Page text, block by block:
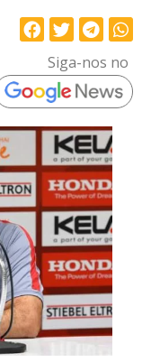
Siga-nos no